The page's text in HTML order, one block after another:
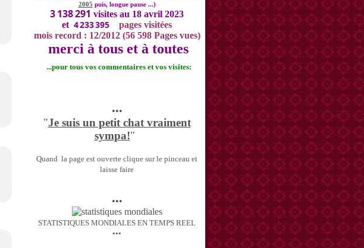
2005 puis, longue pause ...)
3 138 291 visites au 18 avril 2023
et 4 233 395
pages visitées
mois record : 12/2012 (56 598 Pages vues)
merci à tous et à toutes
...pour tous vos commentaires et vos visites:
•••
"Je suis un petit chat vraiment
sympa!"
Quand la page est ouverte clique sur le pinceau et
laisse faire
•••
STATISTIQUES MONDIALES EN TEMPS REEL
•••